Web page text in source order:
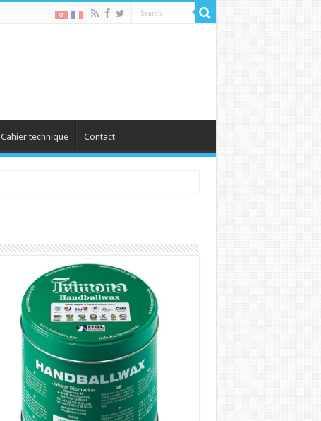
Cahier technique Contact